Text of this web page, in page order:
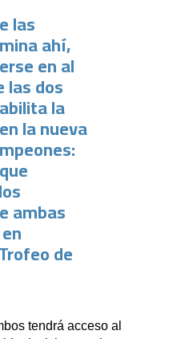
las
ahí,
en al
las dos
la
la nueva
ambas
de
tendrá acceso al